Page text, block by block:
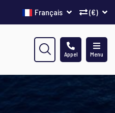
(€)
Français
Menu
Appel